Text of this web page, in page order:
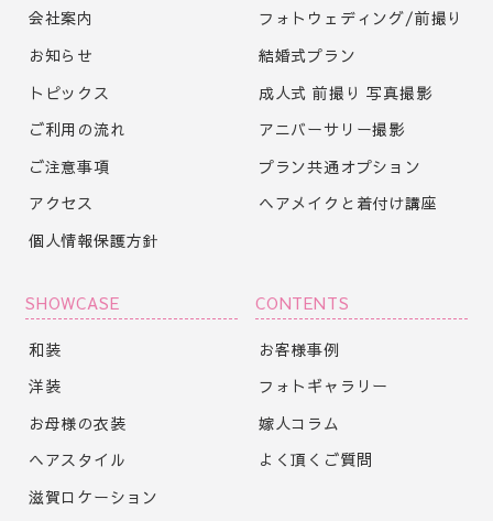
会社案内
お知らせ
トピックス
ご利用の流れ
ご注意事項
アクセス
個人情報保護方針
フォトウェディング/前撮り
結婚式プラン
成人式 前撮り 写真撮影
アニバーサリー撮影
プラン共通オプション
ヘアメイクと着付け講座
SHOWCASE
和装
洋装
お母様の衣装
ヘアスタイル
滋賀ロケーション
CONTENTS
お客様事例
フォトギャラリー
嫁人コラム
よく頂くご質問